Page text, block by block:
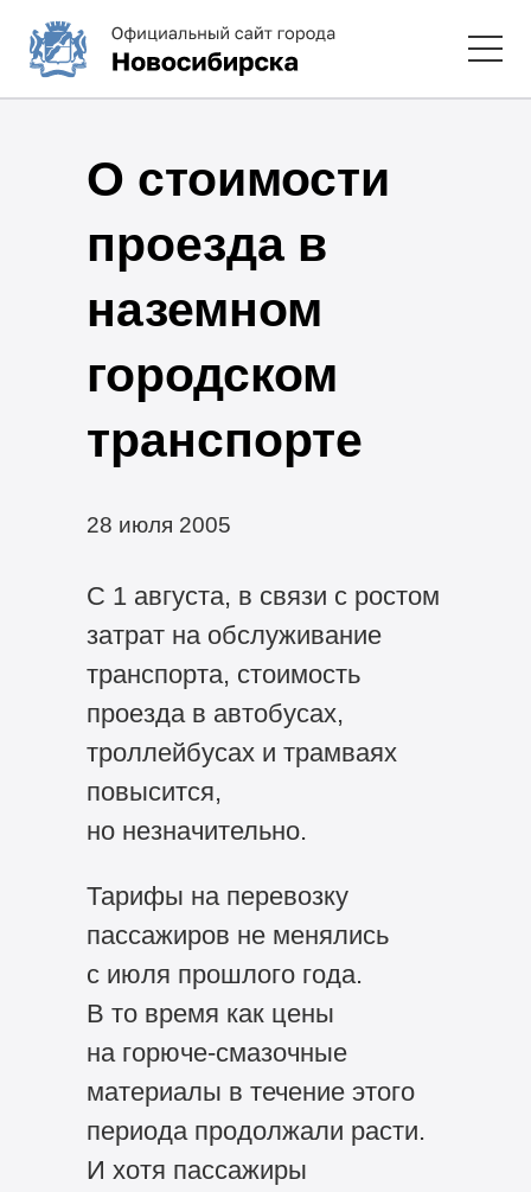
О стоимости
проезда в
наземном
городском
транспорте
28 июля 2005
С 1 августа, в связи с ростом
затрат на обслуживание
транспорта, стоимость
проезда в автобусах,
троллейбусах и трамваях
повысится,
но незначительно.
Тарифы на перевозку
пассажиров не менялись
с июля прошлого года.
В то время как цены
на горюче-смазочные
материалы в течение этого
периода продолжали расти.
И хотя пассажиры